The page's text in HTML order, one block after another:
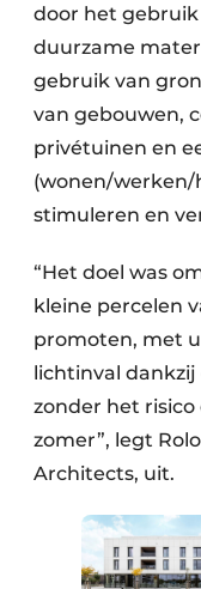
door het
duurzame
gebruik van
van gebouwen,
privétuinen en
(wonen/werken/
stimuleren en
“Het doel was
kleine percelen
promoten, met
lichtinval
zonder het
zomer”, legt
Architects, uit.